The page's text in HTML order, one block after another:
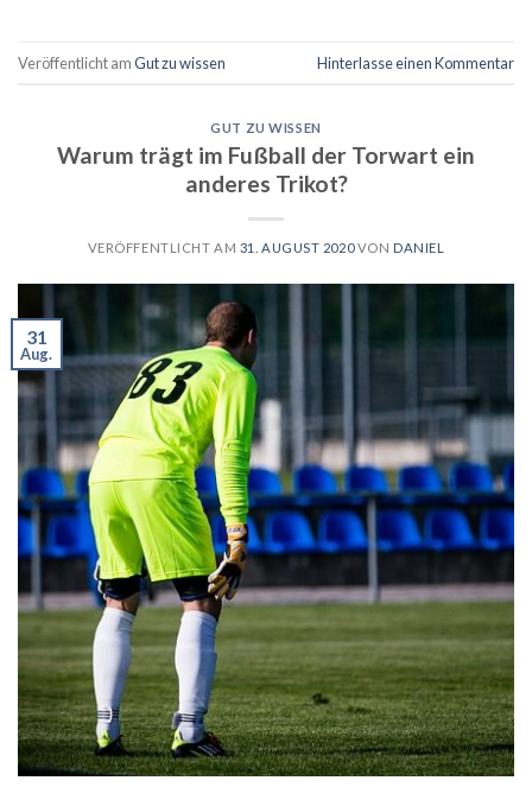
Veröffentlicht amGut zu wissen Hinterlasse einen Kommentar
GUT ZU WISSEN
Warum trägt im Fußball der Torwart ein
anderes Trikot?
VERÖFFENTLICHT AM 31. AUGUST 2020 VON DANIEL
31
Aug.